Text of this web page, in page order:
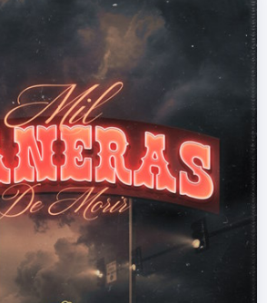
Tierra 2023 resaltan
su&nbsp;impacto y
demostrado con su
de amor, ritmo y
a sus seguidores y
extraordinario alcance
musical. Fue nominada
''CANCIÓN